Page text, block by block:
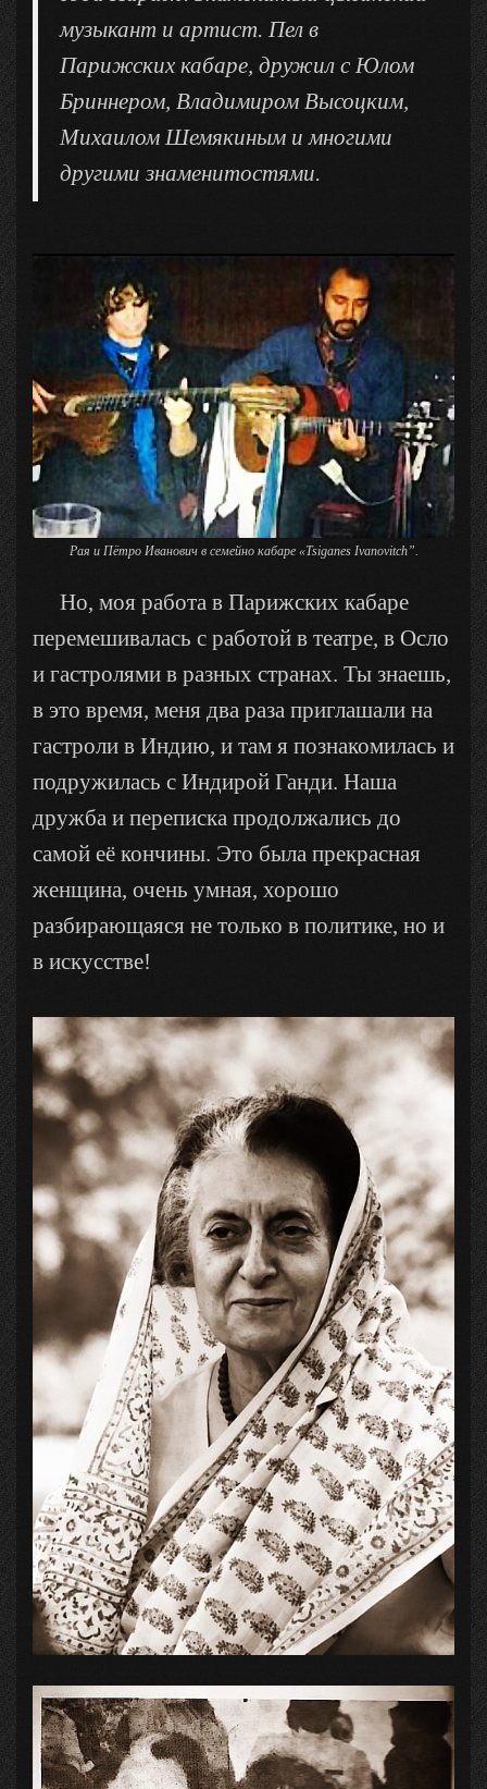
музыкант и артист. Пел в
Парижских кабаре, дружил с Юлом
Бриннером, Владимиром Высоцким,
Михаилом Шемякиным и многими
другими знаменитостями.
Рая и Пётро Иванович в семейно кабаре «Tsiganes Ivanovitch”.
Но, моя работа в Парижских кабаре
перемешивалась с работой в театре, в Осло
и гастролями в разных странах. Ты знаешь,
в это время, меня два раза приглашали на
гастроли в Индию, и там я познакомилась и
подружилась с Индирой Ганди. Наша
дружба и переписка продолжались до
самой её кончины. Это была прекрасная
женщина, очень умная, хорошо
разбирающаяся не только в политике, но и
в искусстве!